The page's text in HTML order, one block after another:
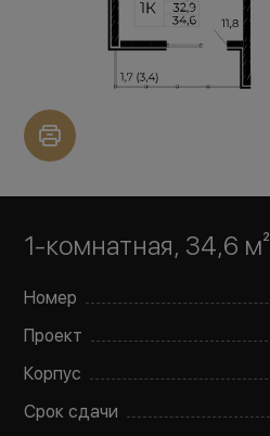
1-комнатная, 34,6 м²
Номер
Проект
Корпус
Срок сдачи